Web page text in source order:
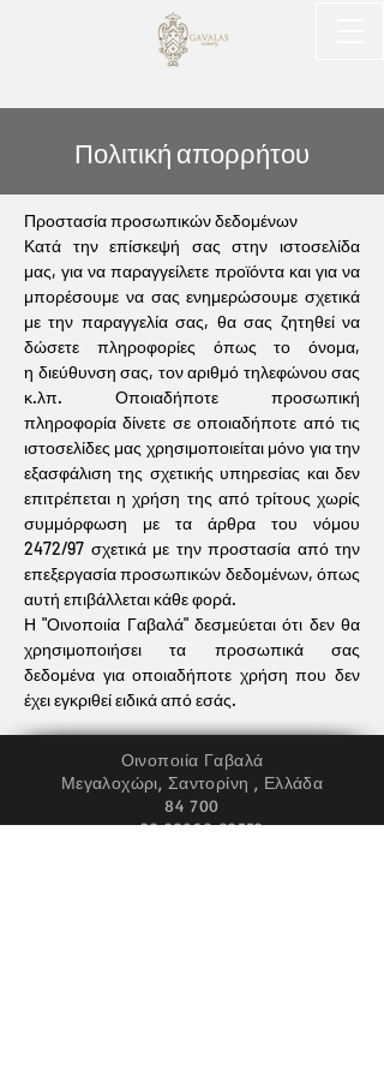
Πολιτική απορρήτου
Προστασία προσωπικών δεδομένων
Κατά την επίσκεψή σας στην ιστοσελίδα
μας, για να παραγγείλετε προϊόντα και για να
μπορέσουμε να σας ενημερώσουμε σχετικά
με την παραγγελία σας, θα σας ζητηθεί να
δώσετε πληροφορίες όπως το όνομα,
η διεύθυνση σας, τον αριθμό τηλεφώνου σας
κ.λπ. Οποιαδήποτε προσωπική
πληροφορία δίνετε σε οποιαδήποτε από τις
ιστοσελίδες μας χρησιμοποιείται μόνο για την
εξασφάλιση της σχετικής υπηρεσίας και δεν
επιτρέπεται η χρήση της από τρίτους χωρίς
συμμόρφωση με τα άρθρα του νόμου
2472/97 σχετικά με την προστασία από την
επεξεργασία προσωπικών δεδομένων, όπως
αυτή επιβάλλεται κάθε φορά.
Η "Οινοποιία Γαβαλά" δεσμεύεται ότι δεν θα
χρησιμοποιήσει τα προσωπικά σας
δεδομένα για οποιαδήποτε χρήση που δεν
έχει εγκριθεί ειδικά από εσάς.
Οινοποιία Γαβαλά
Μεγαλοχώρι, Σαντορίνη , Ελλάδα
84 700
+30 22860 82552